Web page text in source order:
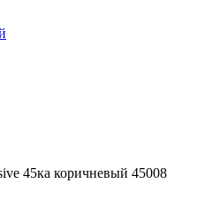
45ка коричневый 45008